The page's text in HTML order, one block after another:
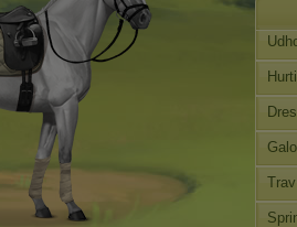
Trav